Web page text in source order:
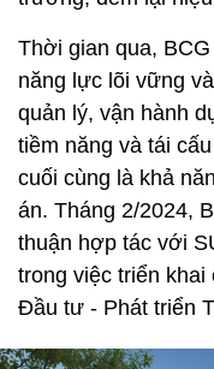
Thời gian qua,
năng lực lõi vững
quản lý, vận hành
tiềm năng và tái
cuối cùng là khả
án. Tháng 2/2024,
thuận hợp tác với
trong việc triển
Đầu tư - Phát triển